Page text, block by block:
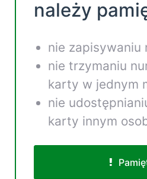
należy
nie zapisywaniu
nie trzymaniu
karty w jednym
nie
karty innym